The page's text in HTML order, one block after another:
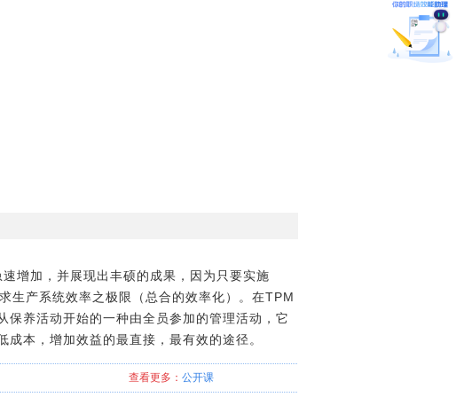
增加，并展现出丰硕的成果，因为只要实施
生产系统效率之极限（总合的效率化）。在TPM
养活动开始的一种由全员参加的管理活动，它
本，增加效益的最直接，最有效的途径。
查看更多： 公开课